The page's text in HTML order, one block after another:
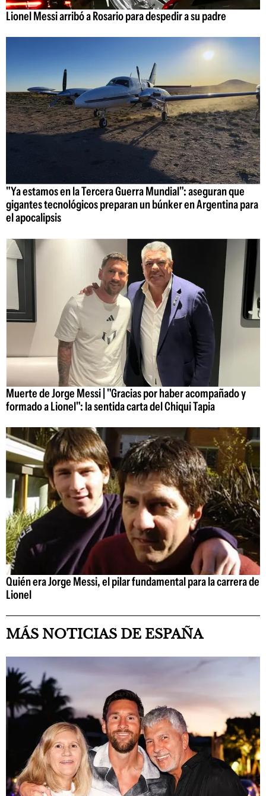
Lionel Messi arribó a Rosario para despedir a su padre
"Ya estamos en la Tercera Guerra Mundial": aseguran que
gigantes tecnológicos preparan un búnker en Argentina para
el apocalipsis
Muerte de Jorge Messi | "Gracias por haber acompañado y
formado a Lionel": la sentida carta del Chiqui Tapia
Quién era Jorge Messi, el pilar fundamental para la carrera de
Lionel
MÁS NOTICIAS DE ESPAÑA